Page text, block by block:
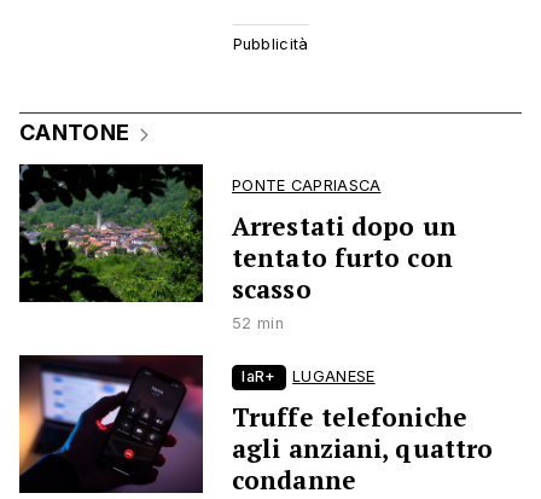
CANTONE
PONTE CAPRIASCA
Arrestati dopo un
tentato furto con
scasso
52 min
laR+ LUGANESE
Truffe telefoniche
agli anziani, quattro
condanne